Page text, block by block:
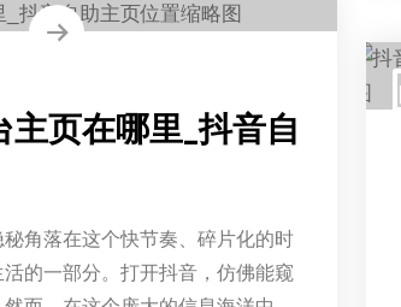
主页在哪里_抖音自
角落在这个快节奏、碎片化的时
的一部分。打开抖音，仿佛能窥